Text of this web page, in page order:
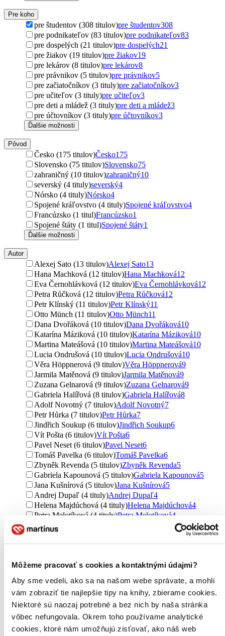
Môžeme pracovať s cookies a kontaktnými údajmi?
Aby sme vedeli, ako sa na našom webe správate, a mohli
vám zobraziť tie najlepšie tipy na knihy, zbierame cookies.
Niektoré sú naozaj potrebné a bez nich by naša stránka
vôbec nefungovala. Okrem toho používame analytické
cookies, ktoré nám umožňujú zisťovať, ako náš web
Pre koho
pre študentov (308 titulov)pre študentov308
pre podnikateľov (83 titulov)pre podnikateľov83
pre dospelých (21 titulov)pre dospelých21
pre žiakov (19 titulov)pre žiakov19
pre lekárov (8 titulov)pre lekárov8
pre právnikov (5 titulov)pre právnikov5
pre začiatočníkov (3 tituly)pre začiatočníkov3
pre učiteľov (3 tituly)pre učiteľov3
pre deti a mládež (3 tituly)pre deti a mládež3
pre účtovníkov (3 tituly)pre účtovníkov3
Ďalšie možnosti
Pôvod
Česko (175 titulov)Česko175
Slovensko (75 titulov)Slovensko75
zahraničný (10 titulov)zahraničný10
severský (4 tituly)severský4
Nórsko (4 tituly)Nórsko4
Spojené kráľovstvo (4 tituly)Spojené kráľovstvo4
Francúzsko (1 titul)Francúzsko1
Spojené štáty (1 titul)Spojené štáty1
Ďalšie možnosti
Autor
Alexej Sato (13 titulov)Alexej Sato13
Hana Machková (12 titulov)Hana Machková12
Eva Černohlávková (12 titulov)Eva Černohlávková12
Petra Růčková (12 titulov)Petra Růčková12
Petr Klínský (11 titulov)Petr Klínský11
Otto Münch (11 titulov)Otto Münch11
Dana Dvořáková (10 titulov)Dana Dvořáková10
Katarína Máziková (10 titulov)Katarína Máziková10
Martina Mateášová (10 titulov)Martina Mateášová10
Lucia Ondrušová (10 titulov)Lucia Ondrušová10
Věra Höppnerová (9 titulov)Věra Höppnerová9
Jarmila Matěnová (9 titulov)Jarmila Matěnová9
Zuzana Gelnarová (9 titulov)Zuzana Gelnarová9
Gabriela Halířová (8 titulov)Gabriela Halířová8
Adolf Novotný (7 titulov)Adolf Novotný7
Petr Hůrka (7 titulov)Petr Hůrka7
Jindřich Soukup (6 titulov)Jindřich Soukup6
Vít Pošta (6 titulov)Vít Pošta6
Pavel Neset (6 titulov)Pavel Neset6
Tomáš Pavelka (6 titulov)Tomáš Pavelka6
Zbyněk Revenda (5 titulov)Zbyněk Revenda5
Gabriela Kapounová (5 titulov)Gabriela Kapounová5
Jana Kušnírová (5 titulov)Jana Kušnírová5
Andrej Dupaľ (4 tituly)Andrej Dupaľ4
Helena Majdúchová (4 tituly)Helena Majdúchová4
Petra Melotíková (4 tituly)Petra Melotíková4
Tomáš Tintěra (4 tituly)
Michael Mareš (4 tituly)Michael Mareš4
Grada (56 titulov)Grada56
Wolters Kluwer (36 titulov)Wolters Kluwer36
Management Press (13 titulov) Management Press13
Ekopress (11 titulov)Ekopress11
Leges (11 titulov)
Leges
11